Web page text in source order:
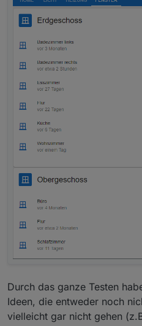
Durch das ganze Testen
Ideen, die entweder noch
vielleicht gar nicht gehen